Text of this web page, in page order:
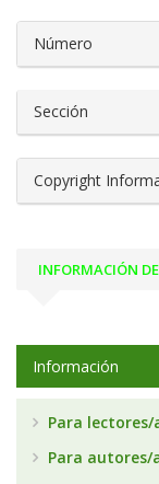
Número
Sección
Copyright
INFORMACIÓN
Información
Para lectores/
Para autores/